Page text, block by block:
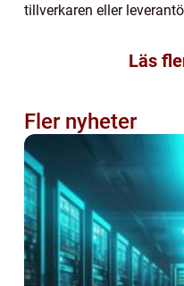
tillverkaren eller
Läs
Fler nyheter